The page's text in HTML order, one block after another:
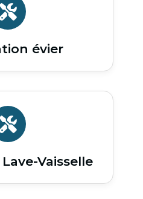
évier
Vaisselle